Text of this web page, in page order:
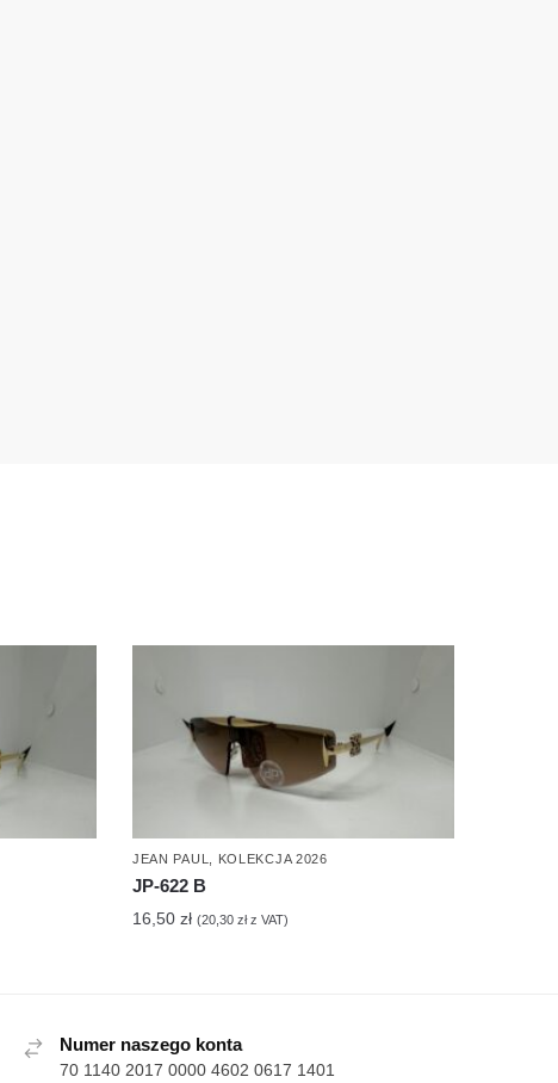
JEAN PAUL, KOLEKCJA 2026
JP-622 B
16,50 zł (20,30 złz VAT)
Numer naszego konta
70 1140 2017 0000 4602 0617 1401